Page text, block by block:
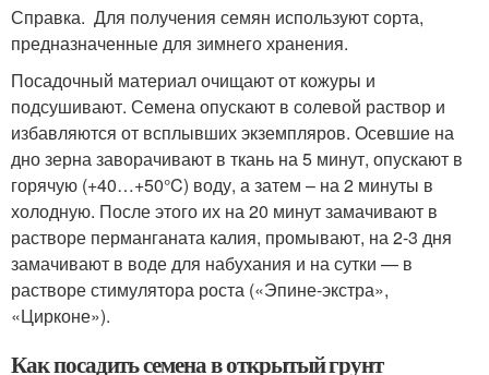
Справка. Для получения семян используют сорта,
предназначенные для зимнего хранения.
Посадочный материал очищают от кожуры и
подсушивают. Семена опускают в солевой раствор и
избавляются от всплывших экземпляров. Осевшие на
дно зерна заворачивают в ткань на 5 минут, опускают в
горячую (+40…+50°C) воду, а затем – на 2 минуты в
холодную. После этого их на 20 минут замачивают в
растворе перманганата калия, промывают, на 2-3 дня
замачивают в воде для набухания и на сутки — в
растворе стимулятора роста («Эпине-экстра»,
«Цирконе»).
Как посадить семена в открытый грунт